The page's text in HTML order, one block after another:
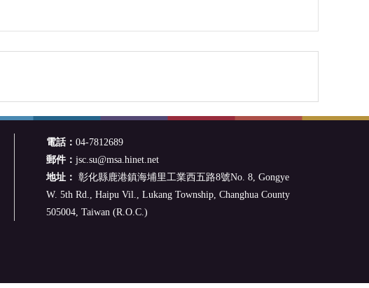
電話： 04-7812689
郵件： jsc.su@msa.hinet.net
地址： 彰化縣鹿港鎮海埔里工業西五路8號No. 8, Gongye
W. 5th Rd., Haipu Vil., Lukang Township, Changhua County
505004, Taiwan (R.O.C.)